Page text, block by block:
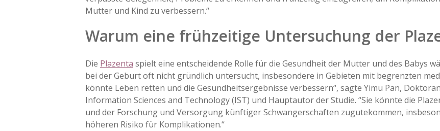
Mutter und Kind zu verbessern.“
Warum eine frühzeitige Untersuchung der
Die Plazenta spielt eine entscheidende Rolle für die Gesundheit der Mutter und des Babys
bei der Geburt oft nicht gründlich untersucht, insbesondere in Gebieten mit begrenzten
könnte Leben retten und die Gesundheitsergebnisse verbessern“, sagte Yimu Pan,
Information Sciences and Technology (IST) und Hauptautor der Studie. “Sie könnte die
und der Forschung und Versorgung künftiger Schwangerschaften zugutekommen,
höheren Risiko für Komplikationen.“